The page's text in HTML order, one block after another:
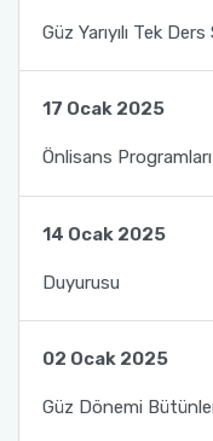
Güz Yarıyılı Tek Ders
17 Ocak 2025
Önlisans
14 Ocak 2025
Duyurusu
02 Ocak 2025
Güz Dönemi
Toplumsal Duyarlılık
Komisyonu
Tıbbi Hizmetler ve
Yönetim ve
Ders İçerikleri
Uzaktan Eğitim
Öğrenci Dilekçe
Mezuniyet İşlemleri
Öğrencilerimiz İçin
SSS